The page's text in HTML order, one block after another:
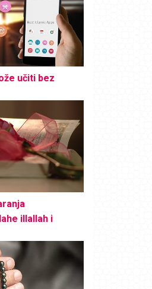
učiti bez
illallah i